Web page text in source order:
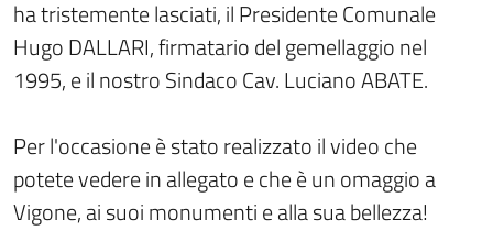
ha tristemente lasciati, il Presidente Comunale
Hugo DALLARI, firmatario del gemellaggio nel
1995, e il nostro Sindaco Cav. Luciano ABATE.
Per l'occasione è stato realizzato il video che
potete vedere in allegato e che è un omaggio a
Vigone, ai suoi monumenti e alla sua bellezza!